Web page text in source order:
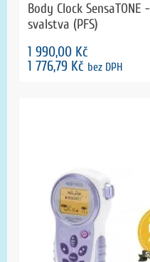
Body Clock
svalstva (PFS)
1 990,00 Kč
1 776,79 Kč bez DPH